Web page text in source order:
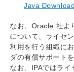
Java
なお、Oracle 社よ
について、ライセ
利用を行う組織に
ダの有償サポート
なお、IPAではラ